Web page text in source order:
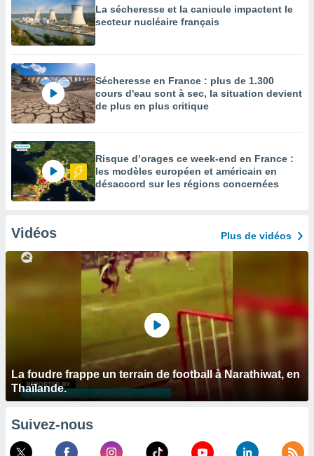
La sécheresse et la canicule impactent le
secteur nucléaire français
Sécheresse en France : plus de 1.300
cours d'eau sont à sec, la situation devient
de plus en plus critique
Risque d’orages ce week-end en France :
les modèles européen et américain en
désaccord sur les régions concernées
Vidéos Plus de vidéos
La foudre frappe un terrain de football à Narathiwat, en
Thaïlande.
Suivez-nous